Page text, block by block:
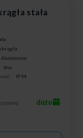
stała
Aluminium
Nie
IP54
dużo